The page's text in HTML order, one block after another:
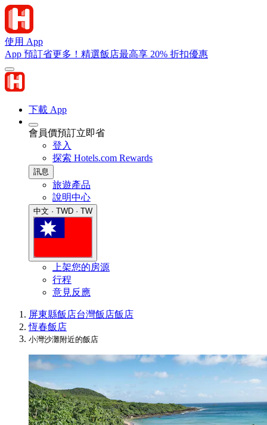
使用 App
App 預訂省更多！精選飯店最高享 20% 折扣優惠
下載 App
會員價預訂立即省
登入
探索 Hotels.com Rewards
訊息
旅遊產品
說明中心
中文 · TWD · TW
上架您的房源
行程
意見反應
屏東縣飯店台灣飯店飯店
恆春飯店
小灣沙灘附近的飯店